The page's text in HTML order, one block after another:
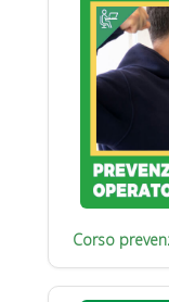
Corso